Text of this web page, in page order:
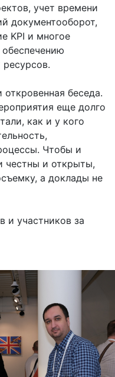
учет времени
документооборот,
KPI и многое
беседа.
еще долго
как и у кого
Чтобы и
честны и открыты,
а доклады не
и участников за